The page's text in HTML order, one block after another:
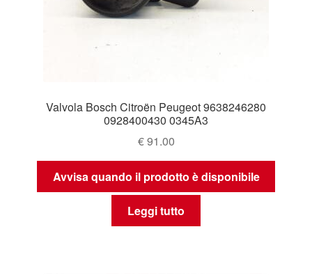
Valvola Bosch Citroën Peugeot 9638246280
0928400430 0345A3
€91.00
Avvisa quando il prodotto è disponibile
Leggi tutto